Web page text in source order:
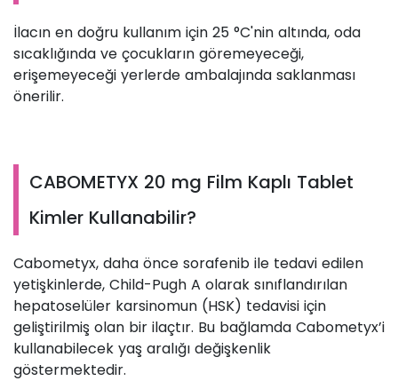
İlacın en doğru kullanım için 25 °C'nin altında, oda
sıcaklığında ve çocukların göremeyeceği,
erişemeyeceği yerlerde ambalajında saklanması
önerilir.
CABOMETYX 20 mg Film Kaplı Tablet
Kimler Kullanabilir?
Cabometyx, daha önce sorafenib ile tedavi edilen
yetişkinlerde, Child-Pugh A olarak sınıflandırılan
hepatoselüler karsinomun (HSK) tedavisi için
geliştirilmiş olan bir ilaçtır. Bu bağlamda Cabometyx’i
kullanabilecek yaş aralığı değişkenlik
göstermektedir.